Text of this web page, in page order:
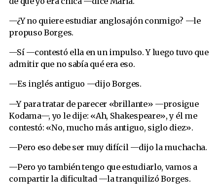
—¿Y no quiere estudiar anglosajón conmigo? —le
propuso Borges.
—Sí —contestó ella en un impulso. Y luego tuvo que
admitir que no sabía qué era eso.
—Es inglés antiguo —dijo Borges.
—Y para tratar de parecer «brillante» —prosigue
Kodama—, yo le dije: «Ah, Shakespeare», y él me
contestó: «No, mucho más antiguo, siglo diez».
—Pero eso debe ser muy difícil —dijo la muchacha.
—Pero yo también tengo que estudiarlo, vamos a
compartir la dificultad —la tranquilizó Borges.